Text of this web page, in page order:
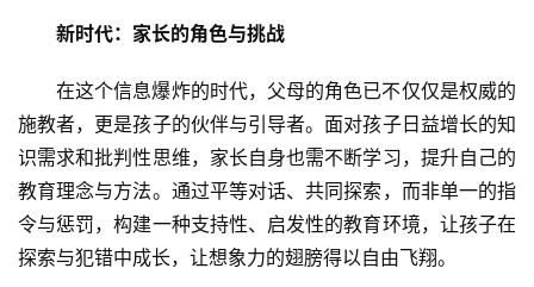
新
闻
中
心
新时代：家长的角色与挑战
在这个信息爆炸的时代，父母的角色已不仅仅是权威的
施教者，更是孩子的伙伴与引导者。面对孩子日益增长的知
识需求和批判性思维，家长自身也需不断学习，提升自己的
教育理念与方法。通过平等对话、共同探索，而非单一的指
令与惩罚，构建一种支持性、启发性的教育环境，让孩子在
探索与犯错中成长，让想象力的翅膀得以自由飞翔。